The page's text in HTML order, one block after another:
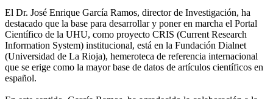
El Dr. José Enrique García Ramos, director de Investigación, ha
destacado que la base para desarrollar y poner en marcha el Portal
Científico de la UHU, como proyecto CRIS (Current Research
Information System) institucional, está en la Fundación Dialnet
(Universidad de La Rioja), hemeroteca de referencia internacional
que se erige como la mayor base de datos de artículos científicos en
español.